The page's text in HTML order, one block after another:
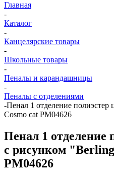
Главная
-
Каталог
-
Канцелярские товары
-
Школьные товары
-
Пеналы и карандашницы
-
Пеналы с отделениями
-Пенал 1 отделение
Cosmo cat РМ04626
Пенал 1 отделение
с рисунком
РМ04626